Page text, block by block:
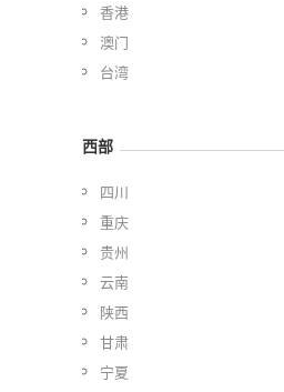
香港
澳门
台湾
西部
四川
重庆
贵州
云南
陕西
甘肃
宁夏